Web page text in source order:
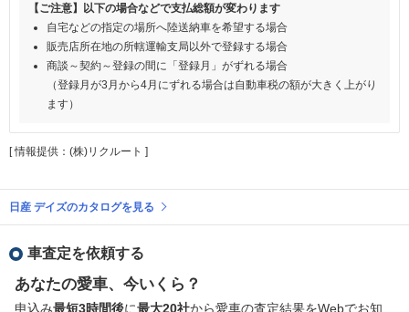
【ご注意】以下の場合などで支払総額が変わります
自宅などの指定の場所へ陸送納車を希望する場合
販売店所在地の所轄運輸支局以外で登録する場合
商談～契約～登録の間に「登録月」がずれる場合
（登録月が3月から4月にずれる場合は自動車税の額が大きく上がり
ます）
[ 情報提供：(株)リクルート ]
日産 デイズのカタログを見る
車査定を依頼する
あなたの愛車、今いくら？
申込み最短3時間後に最大20社から愛車の査定結果をWebでお知